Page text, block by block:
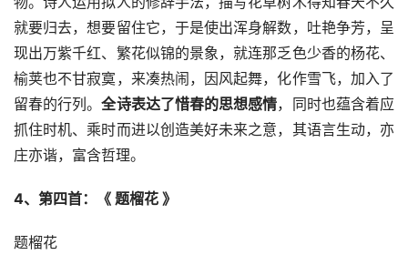
就要归去，想要留住它，于是使出浑身解数，吐艳争芳，呈
现出万紫千红、繁花似锦的景象，就连那乏色少香的杨花、
榆荚也不甘寂寞，来凑热闹，因风起舞，化作雪飞，加入了
留春的行列。全诗表达了惜春的思想感情，同时也蕴含着应
抓住时机、乘时而进以创造美好未来之意，其语言生动，亦
庄亦谐，富含哲理。
4、第四首：《 题榴花 》
题榴花